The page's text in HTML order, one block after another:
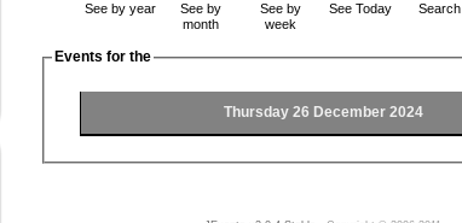
See by year
See by
month
See by
week
See Today Search
Events for the
Thursday 26 December 2024